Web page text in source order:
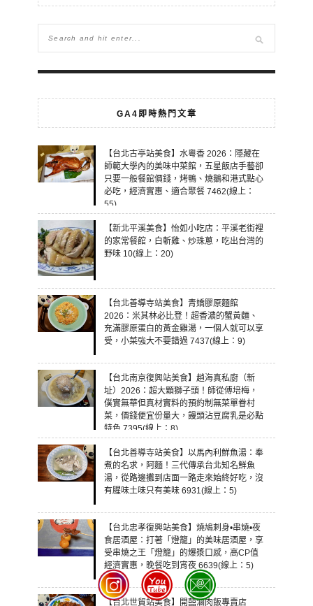
GA4即時熱門文章
【台北古亭站美食】水粵香 2026：隱藏在
師範大學內的美味中菜館，五星飯店手藝卻
只要一般餐館價錢，烤鴨、燒鵝和港式點心
必吃，經濟實惠、適合聚餐 7462(線上：
55)
【新北平溪美食】怡如小吃店：平溪老街裡
的家常餐館，白斬雞、炒珠蔥，吃出台灣的
野味 10(線上：20)
【台北善導寺站美食】青嬌膠原麵館
2026：米其林必比登！超香濃的蟹黃麵、
充滿膠原蛋白的黃金雞湯，一個人就可以享
受，小菜強大不要錯過 7437(線上：9)
【台北南京復興站美食】趙海真私廚（新
址）2026：超大顆獅子頭！師從傅培梅，
僕實無華但真材實料的預約制無菜單眷村
菜，價錢便宜份量大，饅頭沾豆腐乳是必點
特色 7395(線上：8)
【台北善導寺站美食】以馬內利鮮魚湯：奉
煮的名求，阿麵！三代傳承台北知名鮮魚
湯，從路邊攤到店面一路走來始終好吃，沒
有腥味土味只有美味 6931(線上：5)
【台北忠孝復興站美食】燒鳩刺身•串燒•夜
食居酒屋：打著「燈籠」的美味居酒屋，享
受串燒之王「燈籠」的爆漿口感，高CP值
經濟實惠，晚餐吃到宵夜 6639(線上：5)
【台北世貿站美食】開囍滷肉飯專賣店